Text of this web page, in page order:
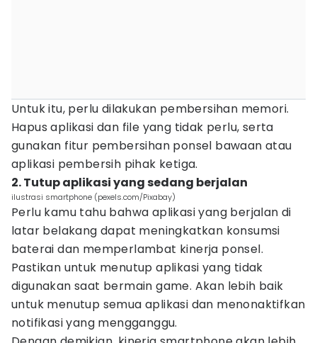
Untuk itu, perlu dilakukan pembersihan memori.
Hapus aplikasi dan file yang tidak perlu, serta
gunakan fitur pembersihan ponsel bawaan atau
aplikasi pembersih pihak ketiga.
2. Tutup aplikasi yang sedang berjalan
ilustrasi smartphone (pexels.com/Pixabay)
Perlu kamu tahu bahwa aplikasi yang berjalan di
latar belakang dapat meningkatkan konsumsi
baterai dan memperlambat kinerja ponsel.
Pastikan untuk menutup aplikasi yang tidak
digunakan saat bermain game. Akan lebih baik
untuk menutup semua aplikasi dan menonaktifkan
notifikasi yang mengganggu.